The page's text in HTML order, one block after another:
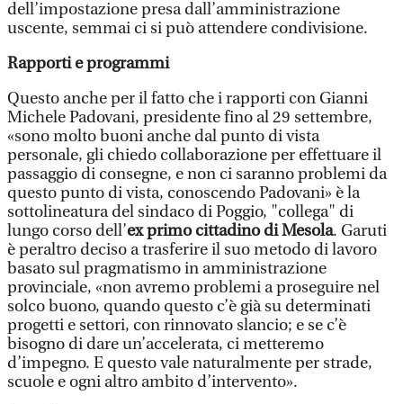
dell’impostazione presa dall’amministrazione
uscente, semmai ci si può attendere condivisione.
Rapporti e programmi
Questo anche per il fatto che i rapporti con Gianni
Michele Padovani, presidente fino al 29 settembre,
«sono molto buoni anche dal punto di vista
personale, gli chiedo collaborazione per effettuare il
passaggio di consegne, e non ci saranno problemi da
questo punto di vista, conoscendo Padovani» è la
sottolineatura del sindaco di Poggio, "collega" di
lungo corso dell’ex primo cittadino di Mesola. Garuti
è peraltro deciso a trasferire il suo metodo di lavoro
basato sul pragmatismo in amministrazione
provinciale, «non avremo problemi a proseguire nel
solco buono, quando questo c’è già su determinati
progetti e settori, con rinnovato slancio; e se c’è
bisogno di dare un’accelerata, ci metteremo
d’impegno. E questo vale naturalmente per strade,
scuole e ogni altro ambito d’intervento».